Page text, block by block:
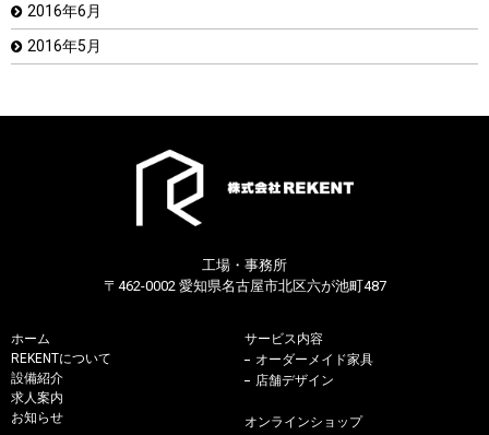
2016年6月
2016年5月
工場・事務所
〒462-0002 愛知県名古屋市北区六が池町487
ホーム
REKENTについて
設備紹介
求人案内
お知らせ
サービス内容
オーダーメイド家具
店舗デザイン
オンラインショップ